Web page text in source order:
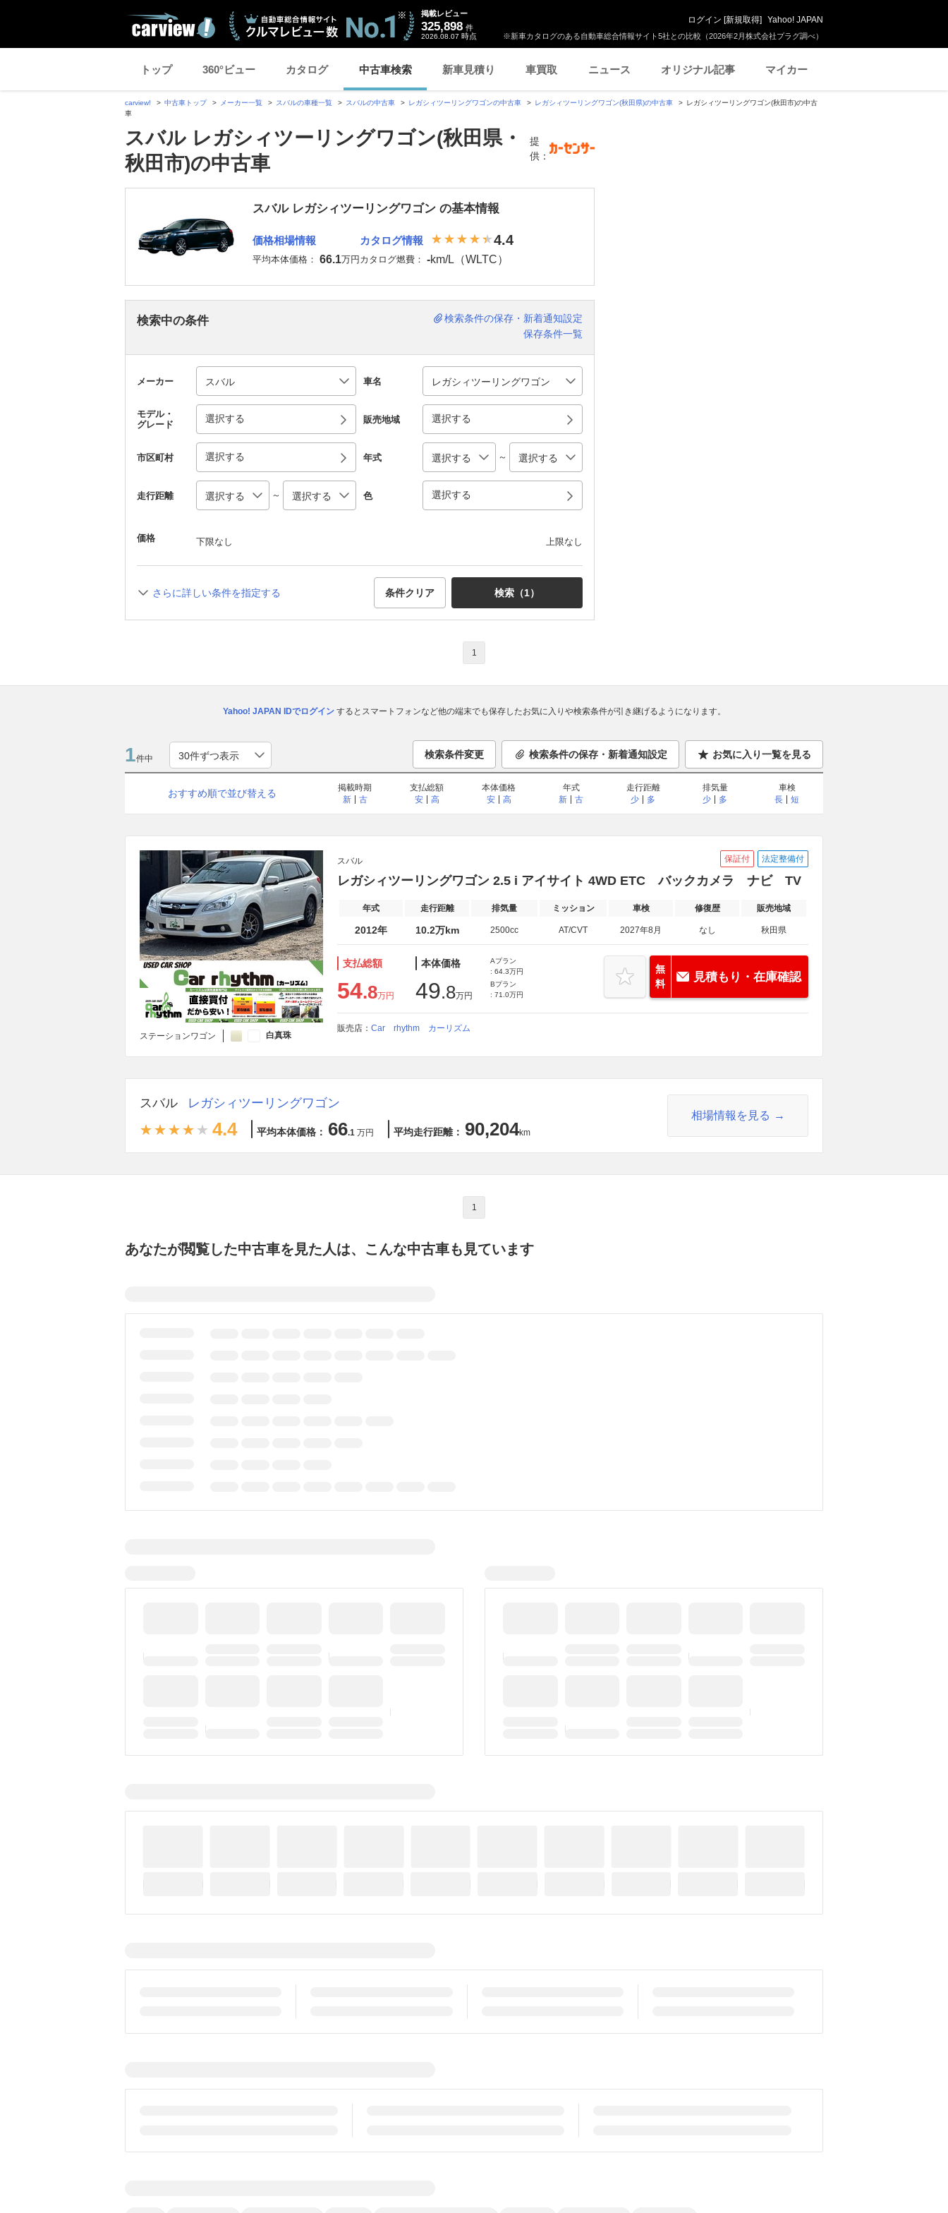
※新車カタログのある自動車総合情報サイト5社との比較（2026年2月株式会社プラグ調べ）
掲載レビュー
325,898 件
2026.08.07 時点
ログイン [新規取得] Yahoo! JAPAN
トップ 360°ビュー カタログ 中古車検索 新車見積り 車買取 ニュース オリジナル記事 マイカー
carview! 中古車トップ メーカー一覧 スバルの車種一覧 スバルの中古車 レガシィツーリングワゴンの中古車 レガシィツーリングワゴン(秋田県)の中古車
レガシィツーリングワゴン(秋田市)の中古
車
スバル レガシィツーリングワゴン(秋田県・
秋田市)の中古車
提
供：
スバル レガシィツーリングワゴン の基本情報
価格相場情報
平均本体価格： 66.1万円
カタログ情報 4.4
カタログ燃費： -km/L（WLTC）
検索中の条件
検索条件の保存・新着通知設定
保存条件一覧
メーカー 車名
モデル・
グレード
選択する 販売地域 選択する
市区町村 選択する 年式 ～
走行距離 ～ 色 選択する
価格 下限なし 上限なし
さらに詳しい条件を指定する 条件クリア 検索（1）
1
Yahoo! JAPAN IDでログインするとスマートフォンなど他の端末でも保存したお気に入りや検索条件が引き継げるようになります。
1件中 検索条件変更 検索条件の保存・新着通知設定 お気に入り一覧を見る
おすすめ順で並び替える
掲載時期
新
古
支払総額
安
高
本体価格
安
高
年式
新
古
走行距離
少
多
排気量
少
多
車検
長
短
ステーションワゴン 白真珠
スバル 保証付 法定整備付
レガシィツーリングワゴン 2.5 i アイサイト 4WD ETC バックカメラ ナビ TV
年式 走行距離 排気量 ミッション 車検 修復歴 販売地域
2012年 10.2万km 2500cc AT/CVT 2027年8月 なし 秋田県
支払総額
54.8万円
本体価格
49.8万円
Aプラン
: 64.3万円
Bプラン
: 71.0万円
無
料
見積もり・在庫確認
販売店： Car rhythm カーリズム
スバル レガシィツーリングワゴン
4.4 平均本体価格： 66.1 万円 平均走行距離： 90,204km
相場情報を見る
1
あなたが閲覧した中古車を見た人は、こんな中古車も見ています